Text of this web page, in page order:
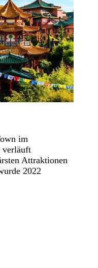
im
verläuft
Attraktionen
2022